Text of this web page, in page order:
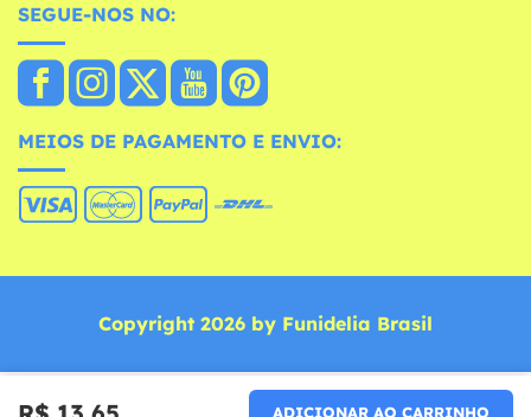
ADICIONAR AO CARRINHO
SEGUE-NOS NO:
MEIOS DE PAGAMENTO E ENVIO:
Copyright 2026 by Funidelia Brasil